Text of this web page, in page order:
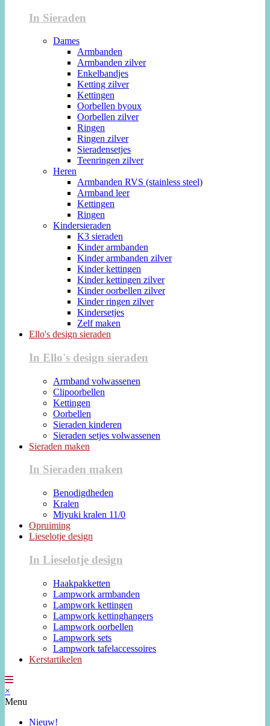
In Sieraden
Dames
Armbanden
Armbanden zilver
Enkelbandjes
Ketting zilver
Kettingen
Oorbellen byoux
Oorbellen zilver
Ringen
Ringen zilver
Sieradensetjes
Teenringen zilver
Heren
Armbanden RVS (stainless steel)
Armband leer
Kettingen
Ringen
Kindersieraden
K3 sieraden
Kinder armbanden
Kinder armbanden zilver
Kinder kettingen
Kinder kettingen zilver
Kinder oorbellen zilver
Kinder ringen zilver
Kindersetjes
Zelf maken
Ello's design sieraden
In Ello's design sieraden
Armband volwassenen
Clipoorbellen
Kettingen
Oorbellen
Sieraden kinderen
Sieraden setjes volwassenen
Sieraden maken
In Sieraden maken
Benodigdheden
Kralen
Miyuki kralen 11/0
Opruiming
Lieselotje design
In Lieselotje design
Haakpakketten
Lampwork armbanden
Lampwork kettingen
Lampwork kettinghangers
Lampwork oorbellen
Lampwork sets
Lampwork tafelaccessoires
Kerstartikelen
×
Menu
Nieuw!